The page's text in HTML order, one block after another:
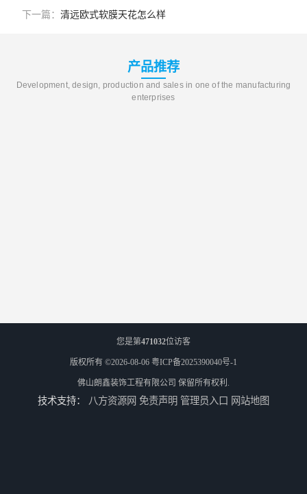
下一篇： 清远欧式软膜天花怎么样
产品推荐
Development, design, production and sales in one of the manufacturing
enterprises
您是第471032位访客
版权所有 ©2026-08-06 粤ICP备2025390040号-1
佛山朗鑫装饰工程有限公司 保留所有权利.
技术支持： 八方资源网 免责声明 管理员入口 网站地图